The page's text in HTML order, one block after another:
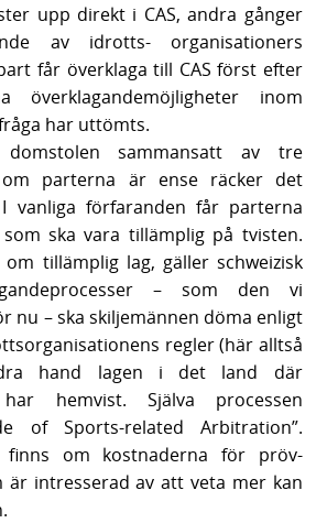
upp direkt i CAS, andra gånger
av idrotts- organisationers
får överklaga till CAS först efter
inom
har uttömts.
sammansatt av tre
om parterna är ense räcker det
vanliga förfaranden får parterna
ska vara tillämplig på tvisten.
tillämplig lag, gäller schweizisk
– som den vi
nu – ska skiljemännen döma enligt
regler (här alltså
hand lagen i det land där
har hemvist. Själva processen
of Sports-related Arbitration”.
finns om kostnaderna för pröv-
är intresserad av att veta mer kan